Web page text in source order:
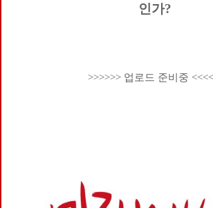
인가?
>>>>>> 업로드 준비중